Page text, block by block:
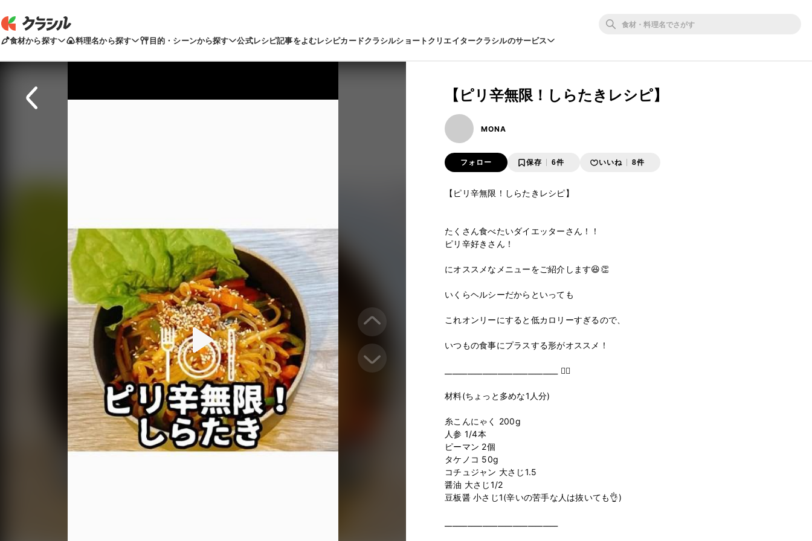
食材から探す 料理名から探す 目的・シーンから探す 公式レシピ記事をよむレシピカードクラシルショートクリエイタークラシルのサービス
【ピリ辛無限！しらたきレシピ】
MONA
フォロー 保存 6件 いいね 8件
【ピリ辛無限！しらたきレシピ】﻿
たくさん食べたいダイエッターさん！！﻿
ピリ辛好きさん！﻿
にオススメなメニューをご紹介します😆👏﻿
いくらヘルシーだからといっても﻿
これオンリーにすると低カロリーすぎるので、﻿
いつもの食事にプラスする形がオススメ！﻿
______________________________ ✍🏻﻿
材料(ちょっと多めな1人分)﻿
糸こんにゃく 200g﻿
人参 1/4本﻿
ピーマン 2個﻿
タケノコ 50g﻿
コチュジャン 大さじ1.5﻿
醤油 大さじ1/2﻿
豆板醤 小さじ1(辛いの苦手な人は抜いても👌)﻿